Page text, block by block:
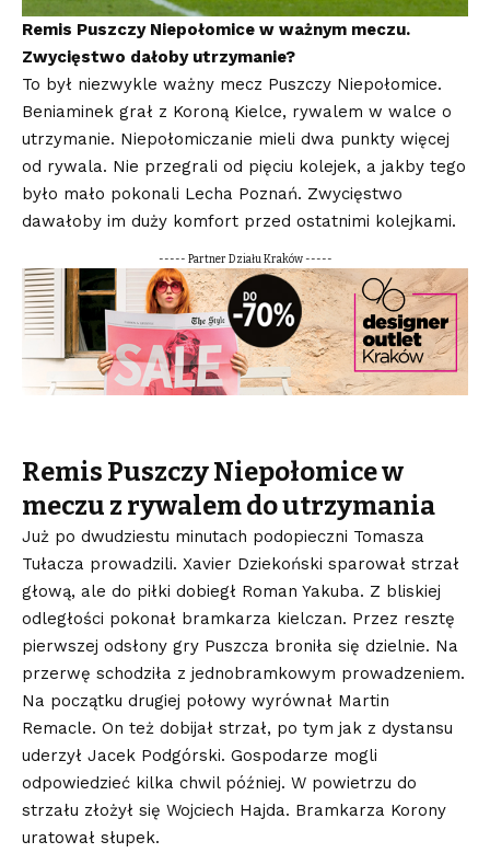
Remis Puszczy Niepołomice w ważnym meczu.
Zwycięstwo dałoby utrzymanie?
To był niezwykle ważny mecz Puszczy Niepołomice.
Beniaminek grał z Koroną Kielce, rywalem w walce o
utrzymanie. Niepołomiczanie mieli dwa punkty więcej
od rywala. Nie przegrali od pięciu kolejek, a jakby tego
było mało pokonali Lecha Poznań. Zwycięstwo
dawałoby im duży komfort przed ostatnimi kolejkami.
----- Partner Działu Kraków -----
Remis Puszczy Niepołomice w
meczu z rywalem do utrzymania
Już po dwudziestu minutach podopieczni Tomasza
Tułacza prowadzili. Xavier Dziekoński sparował strzał
głową, ale do piłki dobiegł Roman Yakuba. Z bliskiej
odległości pokonał bramkarza kielczan. Przez resztę
pierwszej odsłony gry Puszcza broniła się dzielnie. Na
przerwę schodziła z jednobramkowym prowadzeniem.
Na początku drugiej połowy wyrównał Martin
Remacle. On też dobijał strzał, po tym jak z dystansu
uderzył Jacek Podgórski. Gospodarze mogli
odpowiedzieć kilka chwil później. W powietrzu do
strzału złożył się Wojciech Hajda. Bramkarza Korony
uratował słupek.